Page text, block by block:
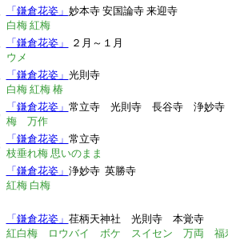
「鎌倉花姿」 妙本寺 安国論寺 来迎寺
白梅 紅梅
「鎌倉花姿」
２月～１月
ウメ
「鎌倉花姿」 光則寺
白梅 紅梅 椿
「鎌倉花姿」 常立寺 光則寺 長谷寺 浄妙
梅 万作
「鎌倉花姿」 常立寺
枝垂れ梅 思いのまま
「鎌倉花姿」 浄妙寺 英勝寺
紅梅 白梅
「鎌倉花姿」 荏柄天神社 光則寺 本覚寺
紅白梅 ロウバイ ボケ スイセン 万両 福